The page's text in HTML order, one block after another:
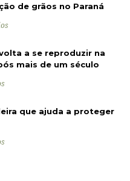
de grãos no Paraná
a se reproduzir na
mais de um século
que ajuda a proteger